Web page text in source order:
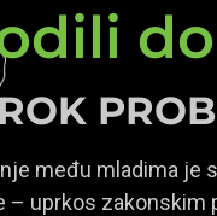
među mladima je
– uprkos zakonskim